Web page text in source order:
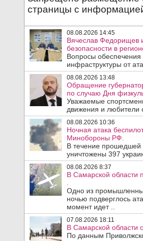
08.08.2026 14:45
Вячеслав Федорищев
безопасности в
Вопросы обеспечения
инфраструктуры от
08.08.2026 13:48
Обращение
по случаю Дня
Уважаемые
движения и любители
08.08.2026 10:36
Ночная атака
Минобороны РФ.
В течение
уничтожены 397
08.08.2026 8:37
В Самарской области
Одно из
ночью подверглось
момент идет ..
07.08.2026 18:11
В Самарской области
По данным